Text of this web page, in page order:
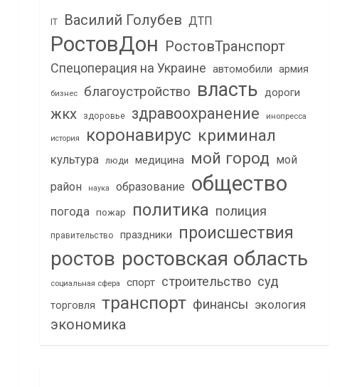
IT Василий Голубев ДТП
РостовДон РостовТранспорт
Спецоперация на Украине автомобили армия
бизнес благоустройство власть дороги
жкх здоровье здравоохранение инопресса
история коронавирус криминал
культура люди медицина мой город мой
район
наука образование общество
погода пожар политика полиция
правительство праздники происшествия
ростов ростовская область
социальная сфера спорт строительство суд
торговля транспорт финансы экология
экономика